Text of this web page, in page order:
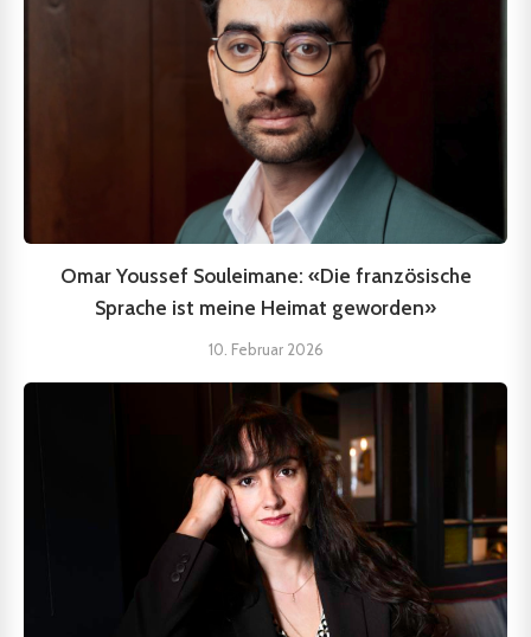
Omar Youssef Souleimane: «Die französische
Sprache ist meine Heimat geworden»
10. Februar 2026